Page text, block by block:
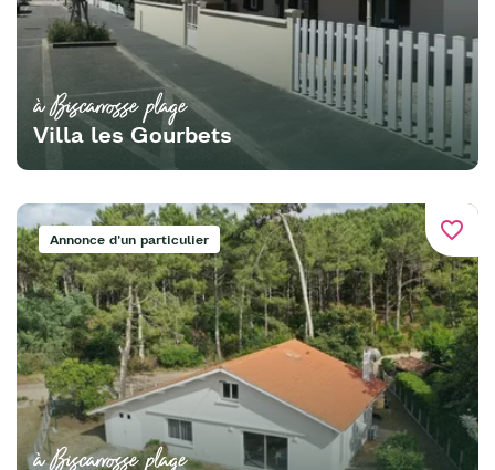
à Biscarrosse plage
Villa les Gourbets
favorite_border
Annonce d'un particulier
à Biscarrosse plage